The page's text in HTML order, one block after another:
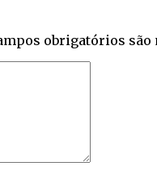
obrigatórios são